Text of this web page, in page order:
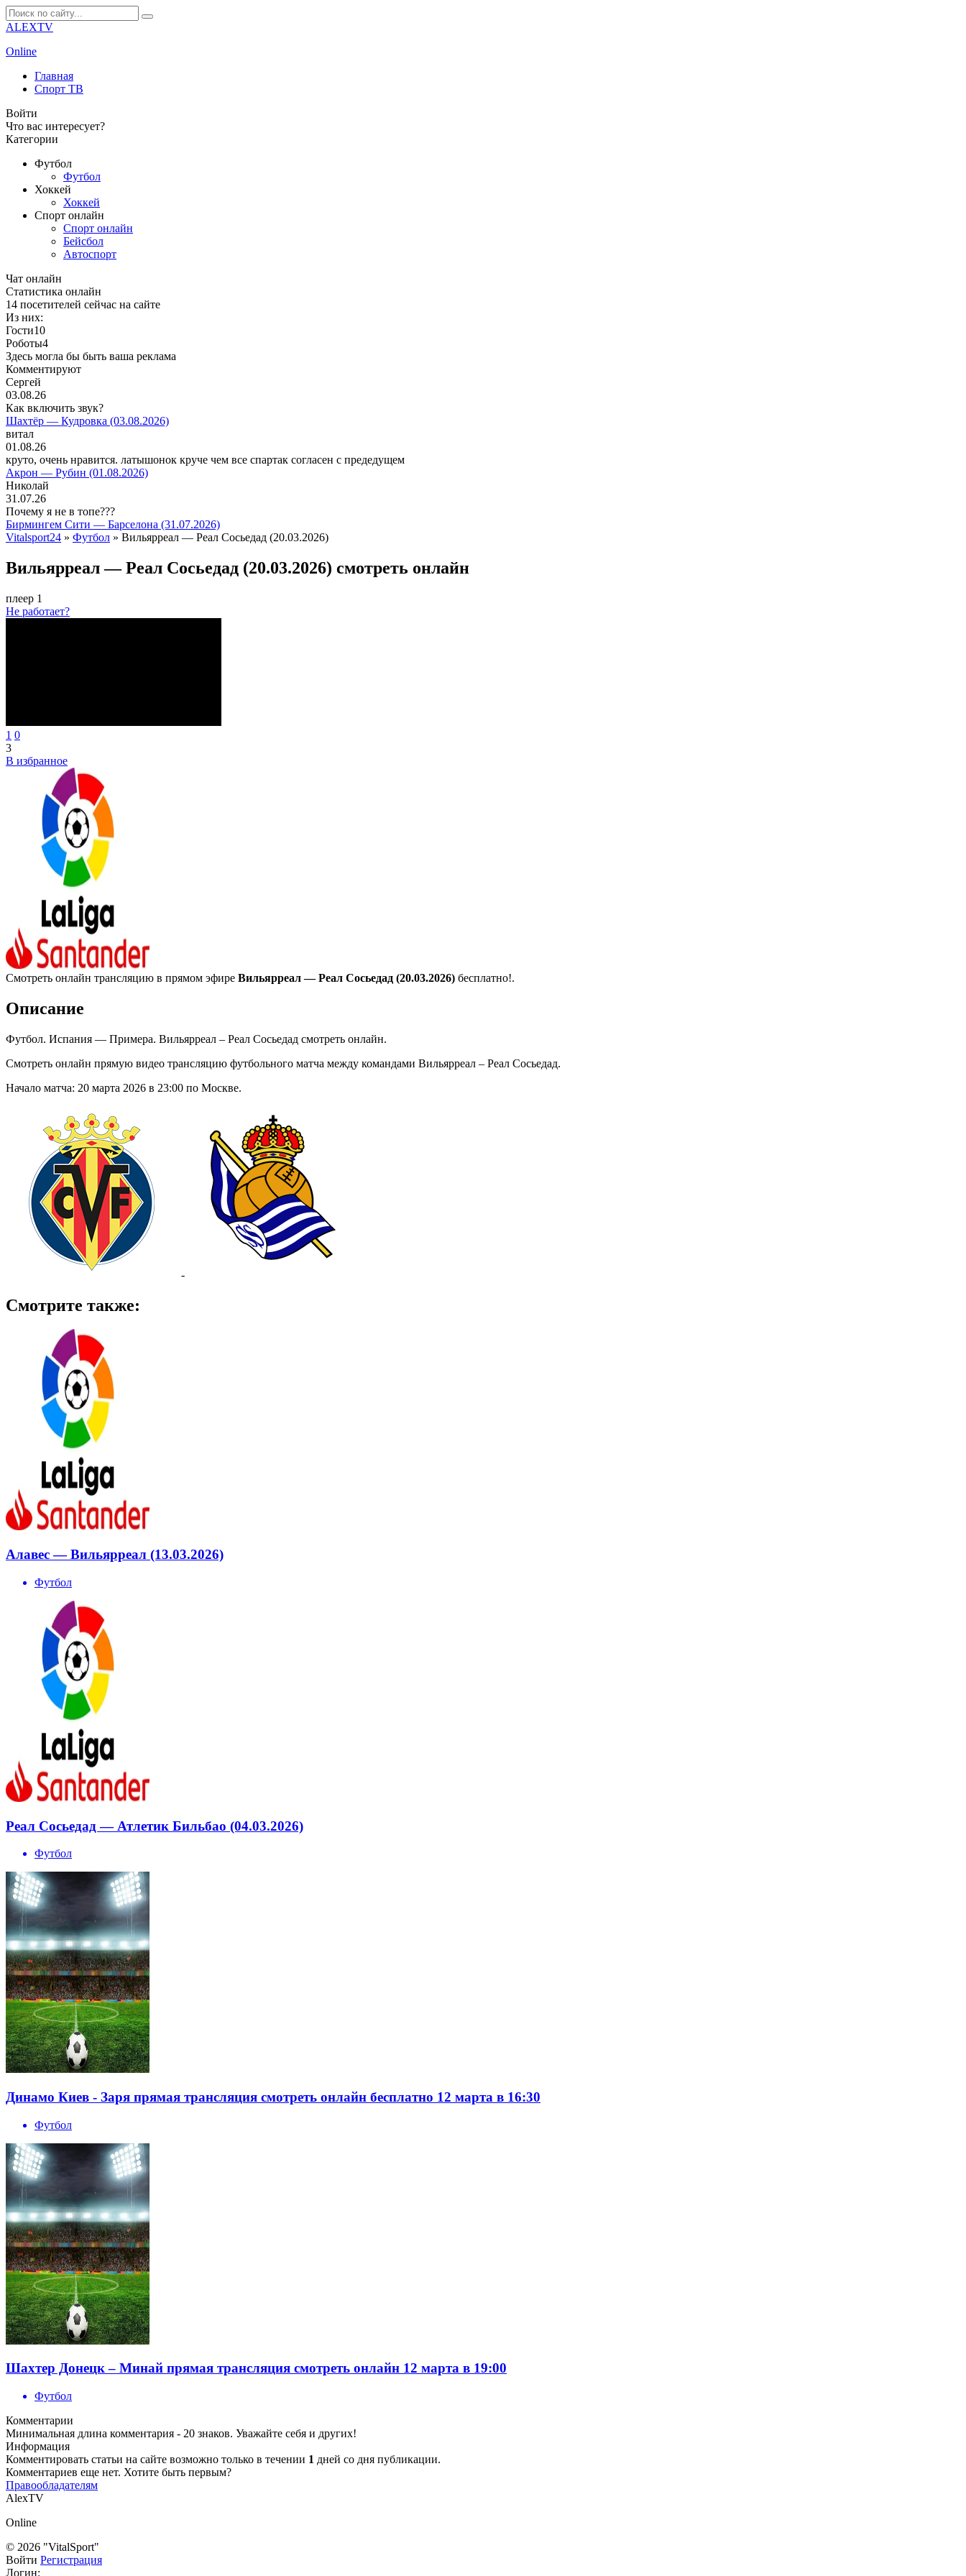
ALEXTV
Online
Главная
Спорт ТВ
Войти
Что вас интересует?
Категории
Футбол
Футбол
Хоккей
Хоккей
Спорт онлайн
Спорт онлайн
Бейсбол
Автоспорт
Чат онлайн
Cтатистика онлайн
14 посетителей сейчас на сайте
Из них:
Гости10
Роботы4
Здесь могла бы быть ваша реклама
Комментируют
Сергей
03.08.26
Как включить звук?
Шахтёр — Кудровка (03.08.2026)
витал
01.08.26
круто, очень нравится. латышонок круче чем все спартак согласен с предедущем
Акрон — Рубин (01.08.2026)
Николай
31.07.26
Почему я не в топе???
Бирмингем Сити — Барселона (31.07.2026)
Vitalsport24 » Футбол » Вильярреал — Реал Сосьедад (20.03.2026)
Вильярреал — Реал Сосьедад (20.03.2026) смотреть онлайн
плеер 1
Не работает?
1 0
3
В избранное
Смотреть онлайн трансляцию в прямом эфире Вильярреал — Реал Сосьедад (20.03.2026) бесплатно!.
Описание
Футбол. Испания — Примера. Вильярреал – Реал Сосьедад смотреть онлайн.
Смотреть онлайн прямую видео трансляцию футбольного матча между командами Вильярреал – Реал Сосьедад.
Начало матча: 20 марта 2026 в 23:00 по Москве.
-
Смотрите также:
Алавес — Вильярреал (13.03.2026)
Футбол
Реал Сосьедад — Атлетик Бильбао (04.03.2026)
Футбол
Динамо Киев - Заря прямая трансляция смотреть онлайн бесплатно 12 марта в 16:30
Футбол
Шахтер Донецк – Минай прямая трансляция смотреть онлайн 12 марта в 19:00
Футбол
Комментарии
Минимальная длина комментария - 20 знаков. Уважайте себя и других!
Информация
Комментировать статьи на сайте возможно только в течении 1 дней со дня публикации.
Комментариев еще нет. Хотите быть первым?
Правообладателям
AlexTV
Online
© 2026 "VitalSport"
Войти Регистрация
Логин: